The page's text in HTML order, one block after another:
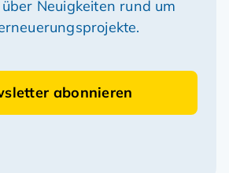
Neuigkeiten rund um
abonnieren